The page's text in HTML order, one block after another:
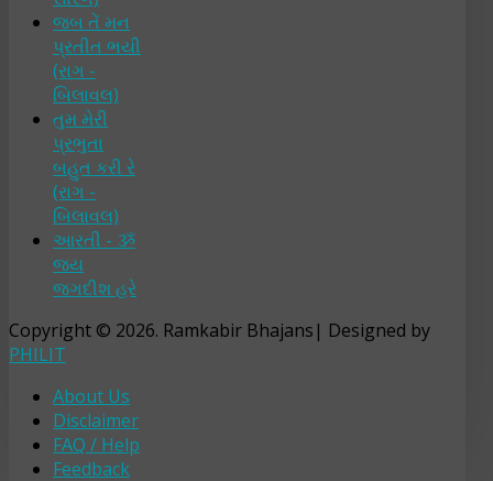
જબ તેં મન
પ્રતીત ભયી
(રાગ -
બિલાવલ)
તુમ મેરી
પ્રભુતા
બહુત કરી રે
(રાગ -
બિલાવલ)
આરતી - ૐ
જય
જગદીશ હરે
Copyright © 2026. Ramkabir Bhajans| Designed by
PHILIT
About Us
Disclaimer
FAQ / Help
Feedback